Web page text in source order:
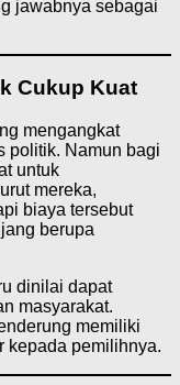
jawabnya sebagai
Cukup Kuat
mengangkat
politik. Namun bagi
untuk
mereka,
biaya tersebut
berupa
dinilai dapat
masyarakat.
memiliki
kepada pemilihnya.